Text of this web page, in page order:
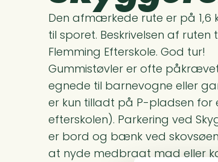
Den afmærkede rute er på 1,6
til sporet. Beskrivelsen af
Flemming Efterskole. God tur!
Gummistøvler er ofte
egnede til barnevogne eller
er kun tilladt på P-pladsen for
efterskolen). Parkering ved
er bord og bænk ved
at nyde medbragt mad eller